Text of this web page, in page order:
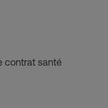
contrat santé